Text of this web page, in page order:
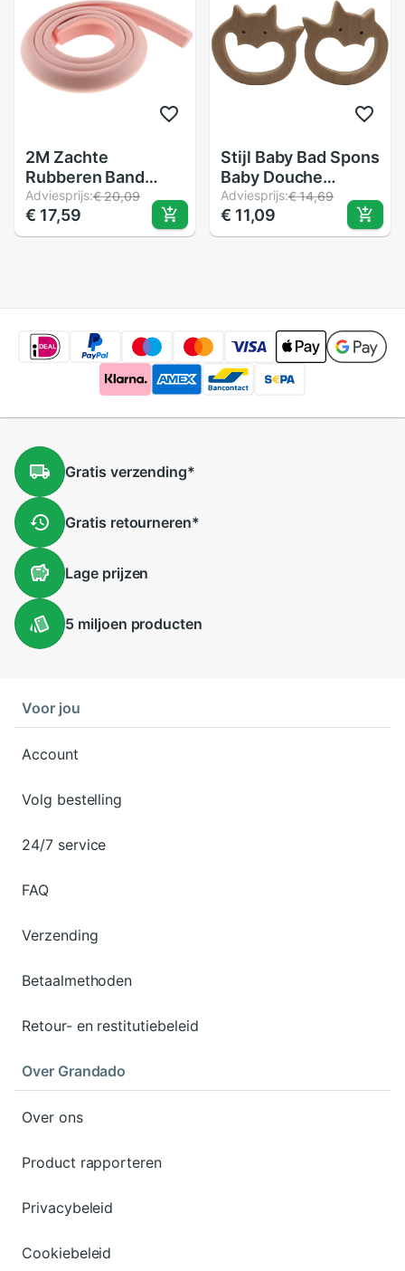
2M Zachte
Rubberen Band
Voor Meubelen Kast
Muur Edge Guards
Kinderen Baby
Adviesprijs:€ 20,09
€ 17,59
Stijl Baby Bad Spons
Baby Douche
Katoen Scrub Body
Bad Borstels Spa
Spons Zacht Voor
Adviesprijs:€ 14,69
€ 11,09
Gratis verzending*
Gratis retourneren*
Lageprijzen
5 miljoen producten
Voor jou
Account
Volg bestelling
24/7 service
FAQ
Verzending
Betaalmethoden
Retour- en restitutiebeleid
Over Grandado
Over ons
Product rapporteren
Privacybeleid
Cookiebeleid